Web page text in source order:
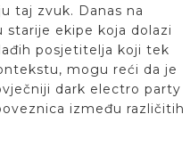
taj zvuk. Danas na
ekipe koja dolazi
posjetitelja koji tek
mogu reći da je
dark electro party
između različitih